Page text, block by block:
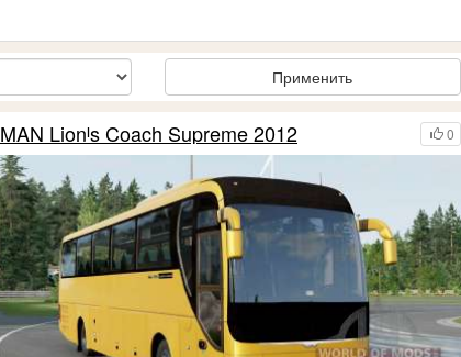
Применить
0
MAN Lionᴵs Coach Supreme 2012